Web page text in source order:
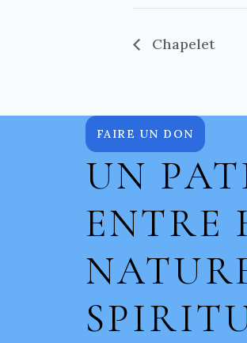
Chapelet
FAIRE UN DON
UN
ENTRE